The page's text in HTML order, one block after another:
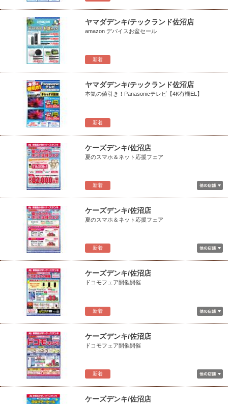
新着
ヤマダデンキ/テックランド佐沼店
amazon デバイスお盆セール
新着
ヤマダデンキ/テックランド佐沼店
本気の値引き！Panasonicテレビ【4K有機EL】
新着
ケーズデンキ/佐沼店
夏のスマホ＆ネット応援フェア
新着
ケーズデンキ/佐沼店
夏のスマホ＆ネット応援フェア
新着
ケーズデンキ/佐沼店
ドコモフェア開催開催
新着
ケーズデンキ/佐沼店
ドコモフェア開催開催
ケーズデンキ/佐沼店